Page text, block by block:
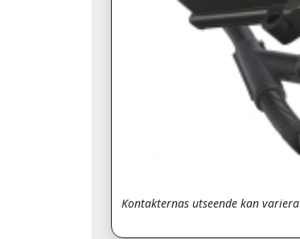
Kontakternas utseende kan variera